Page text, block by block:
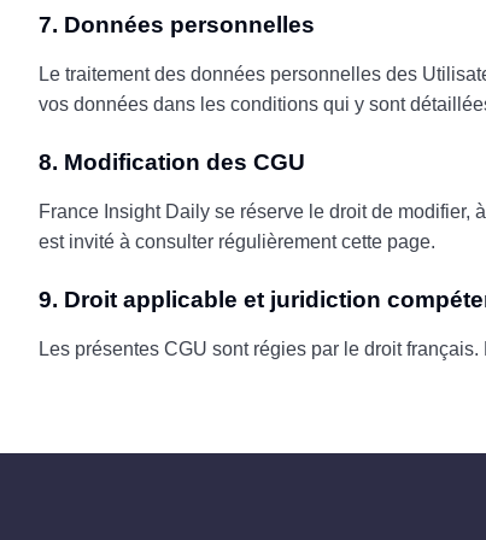
7. Données personnelles
Le traitement des données personnelles des
vos données dans les conditions qui y sont
8. Modification des CGU
France Insight Daily se réserve le droit de modifier,
est invité à consulter régulièrement cette page.
9. Droit applicable et juridiction
Les présentes CGU sont régies par le droit